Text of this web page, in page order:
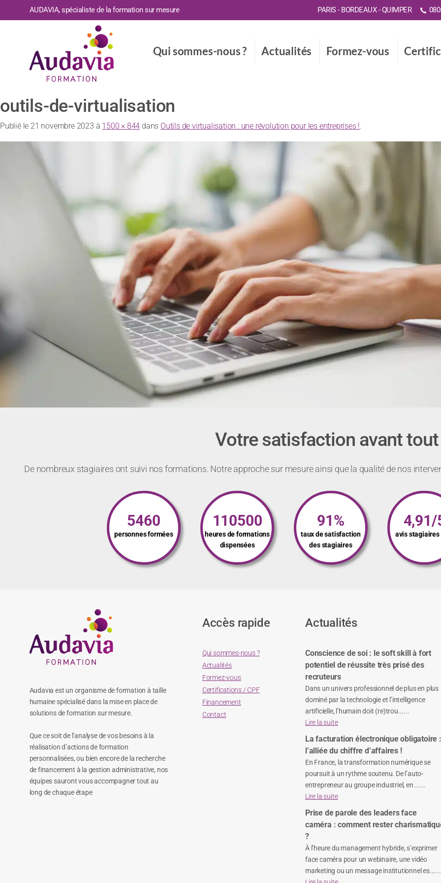
AUDAVIA, spécialiste de la formation sur mesure PARIS - BORDEAUX - QUIMPER
Qui sommes-nous ? Actualités Formez-vous
outils-de-virtualisation
Publié le 21 novembre 2023 à 1500 × 844 dans Outils de virtualisation : une révolution pour les entreprises !.
Votre satisfaction avant tout
De nombreux stagiaires ont suivi nos formations. Notre approche sur mesure ainsi que la qualité de nos
5460
personnes formées
110500
heures de formations
dispensées
91%
taux de satisfaction
des stagiaires
4,91/
avis stagiaires
Audavia est un organisme de formation à taille
humaine spécialisé dans la mise en place de
solutions de formation sur mesure.
Que ce soit de l’analyse de vos besoins à la
réalisation d’actions de formation
personnalisées, ou bien encore de la recherche
de financement à la gestion administrative, nos
équipes sauront vous accompagner tout au
long de chaque étape
Accès rapide
Qui sommes-nous ?
Actualités
Formez-vous
Certifications / CPF
Financement
Contact
Actualités
Conscience de soi : le soft skill à fort
potentiel de réussite très prisé des
recruteurs
Dans un univers professionnel de plus en plus
dominé par la technologie et l’intelligence
artificielle, l’humain doit (re)trou......
Lire la suite
La facturation électronique obligatoire :
l’alliée du chiffre d’affaires !
En France, la transformation numérique se
poursuit à un rythme soutenu. De l’auto-
entrepreneur au groupe industriel, en ......
Lire la suite
Prise de parole des leaders face
caméra : comment rester
?
À l’heure du management hybride, s’exprimer
face caméra pour un webinaire, une vidéo
marketing ou un message institutionnel es......